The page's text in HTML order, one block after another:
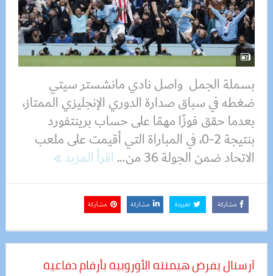
بسملة الجمل واصل نادي مانشستر سيتي
ضغطه في سباق صدارة الدوري الإنجليزي الممتاز،
بعدما حقق فوزًا مهمًا على حساب برينتفورد
بنتيجة 2-0، في المباراة التي أقيمت على ملعب
الاتحاد ضمن الجولة 36 من...
اقرأ المزيد
مشاركة تغريدة مشاركة مشاركة
آرسنال يفرض هيمنته الأوروبية بأرقام دفاعية